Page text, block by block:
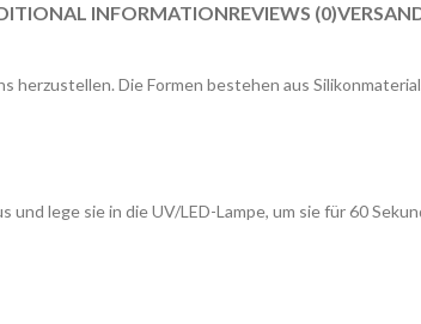
INFORMATIONREVIEWS (0)
Die Formen bestehen aus
lege sie in die UV/LED-Lampe, um sie für 60